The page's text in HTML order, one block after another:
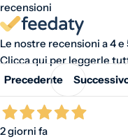
recensioni
Le nostre recensioni a 4 e
Clicca qui per leggerle
Precedente
2 giorni fa